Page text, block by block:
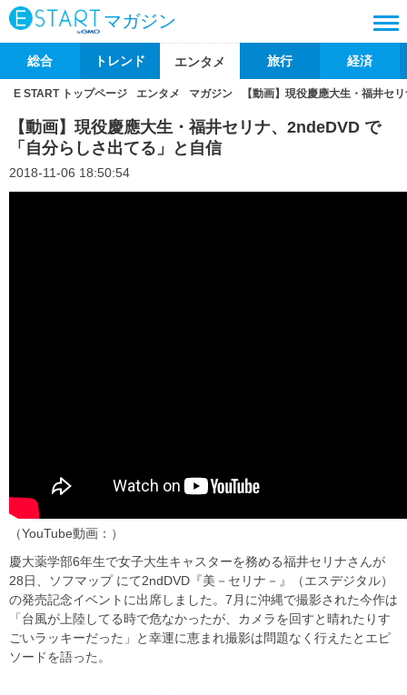
マガジン
総合 トレンド エンタメ 旅行 経済
E START トップページ エンタメ マガジン 【動画】現役慶應大生・福井セ
【動画】現役慶應大生・福井セリナ、2ndeDVD で
「自分らしさ出てる」と自信
2018-11-06 18:50:54
（YouTube動画：）
慶大薬学部6年生で女子大生キャスターを務める福井セリナさんが
28日、ソフマップ にて2ndDVD『美－セリナ－』（エスデジタル）
の発売記念イベントに出席しました。7月に沖縄で撮影された今作は
「台風が上陸してる時で危なかったが、カメラを回すと晴れたりす
ごいラッキーだった」と幸運に恵まれ撮影は問題なく行えたとエピ
ソードを語った。